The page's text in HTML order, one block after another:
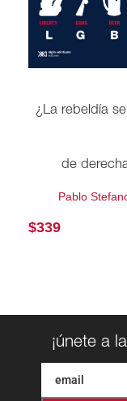
¿La rebeldía
de
Pablo
$339
¡únete a